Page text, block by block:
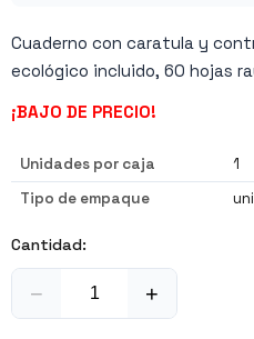
Cuaderno con caratula y
ecológico incluido, 60 hojas
¡BAJO DE PRECIO!
Unidades por caja
1
Tipo de empaque
Cantidad:
− +